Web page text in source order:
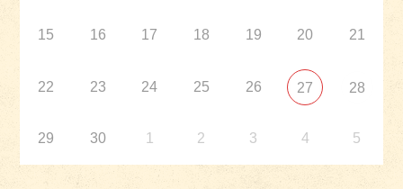
15 16 17 18 19 20 21
22 23 24 25 26 27 28
29 30 1 2 3 4 5